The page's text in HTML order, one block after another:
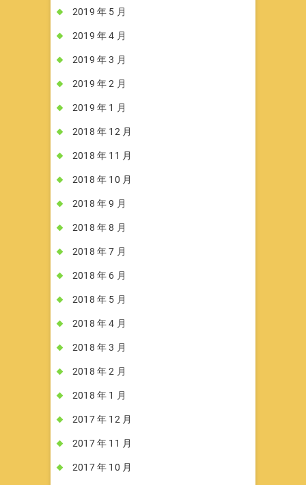
2019 年 5 月
2019 年 4 月
2019 年 3 月
2019 年 2 月
2019 年 1 月
2018 年 12 月
2018 年 11 月
2018 年 10 月
2018 年 9 月
2018 年 8 月
2018 年 7 月
2018 年 6 月
2018 年 5 月
2018 年 4 月
2018 年 3 月
2018 年 2 月
2018 年 1 月
2017 年 12 月
2017 年 11 月
2017 年 10 月